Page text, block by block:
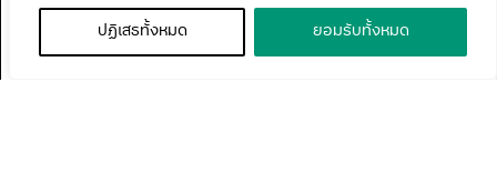
ปฏิเสธทั้งหมด ยอมรับทั้งหมด